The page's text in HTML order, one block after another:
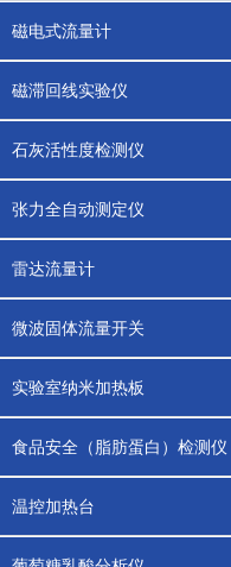
磁电式流量计
磁滞回线实验仪
石灰活性度检测仪
张力全自动测定仪
雷达流量计
微波固体流量开关
实验室纳米加热板
食品安全（脂肪蛋白）检测仪
温控加热台